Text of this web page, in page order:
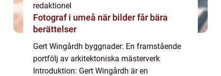
redaktionel
Fotograf i umeå när bilder får bära
berättelser
Gert Wingårdh byggnader: En framstående
portfölj av arkitektoniska mästerverk
Introduktion: Gert Wingårdh är en